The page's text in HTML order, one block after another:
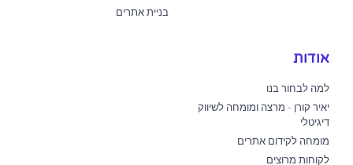
בניית אתרים
אודות
למה לבחור בנו
יאיר קורן - מרצה ומומחה לשיווק
דיגיטלי
מומחה לקידום אתרים
לקוחות מרוצים